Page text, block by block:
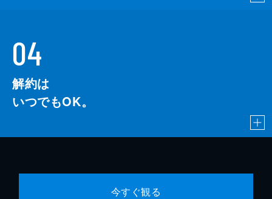
04
解約は
いつでもOK。
今すぐ観る